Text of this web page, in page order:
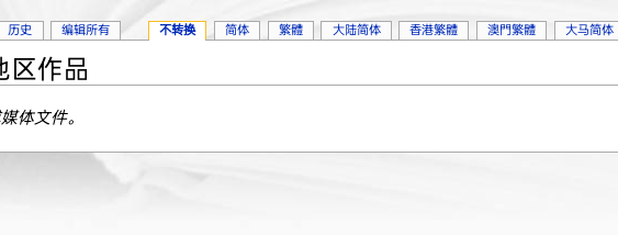
区作品
体文件。
历史 编辑所有 不转换 简体 繁體 大陆简体 香港繁體 澳門繁體 大马简体